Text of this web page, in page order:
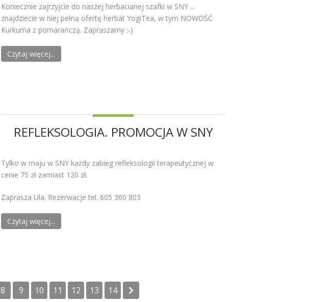
Koniecznie zajrzyjcie do naszej herbacianej szafki w SNY ...
znajdziecie w niej pełną ofertę herbat YogiTea, w tym NOWOŚĆ
Kurkuma z pomarańczą. Zapraszamy :-)
Czytaj więcej...
REFLEKSOLOGIA. PROMOCJA W SNY
Tylko w maju w SNY każdy zabieg refleksologii terapeutycznej w
cenie 75 zł zamiast 120 zł.
Zaprasza Ula. Rezerwacje tel. 605 360 803
Czytaj więcej...
8 9 10 11 12 13 14